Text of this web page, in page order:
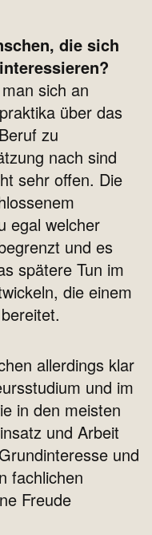
die sich
sich an
über das
zu
nach sind
sehr offen. Die
egal welcher
und es
spätere Tun im
die einem
allerdings klar
und im
in den meisten
und Arbeit
und
fachlichen
Freude